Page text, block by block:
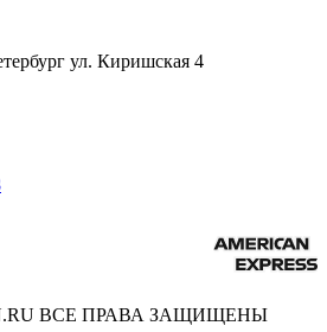
195299 г.Санкт-Петербург ул. Киришская 4
ВСЕ ПРАВА ЗАЩИЩЕНЫ